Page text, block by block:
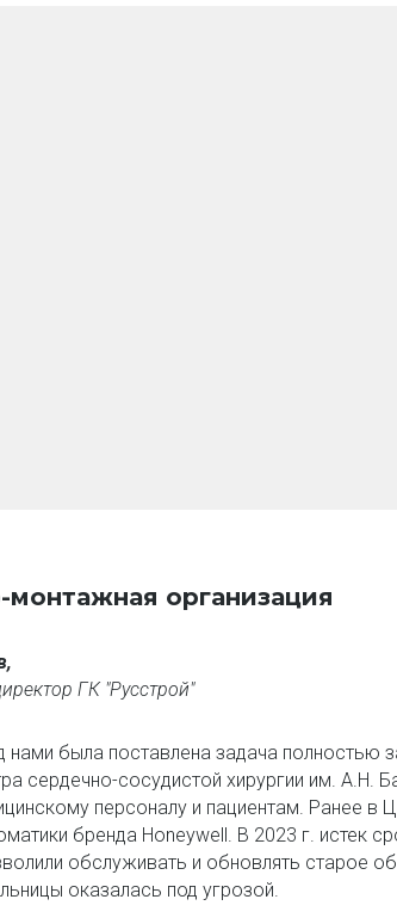
монтажная организация
ГК "Русстрой"
нами была поставлена задача полностью
сердечно-сосудистой хирургии им. А.Н.
персоналу и пациентам. Ранее в
бренда Honeywell. В 2023 г. истек
обслуживать и обновлять старое
оказалась под угрозой.